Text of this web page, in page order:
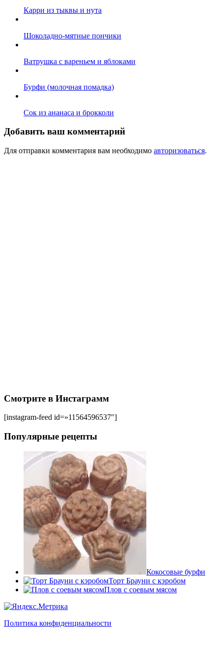
Карри из тыквы и нута
Шоколадно-мятные пончики
Ватрушка с вареньем и яблоками
Бурфи (молочная помадка)
Сок из ананаса и брокколи
Добавить ваш комментарий
Для отправки комментария вам необходимо авторизоваться.
Смотрите в Инстаграмм
[instagram-feed id=»11564596537″]
Популярные рецепты
Кокосовые бурфи
Торт Брауни с кэробом
Плов с соевым мясом
Политика конфиденциальности